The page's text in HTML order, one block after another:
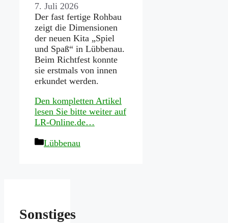
7. Juli 2026
Der fast fertige Rohbau
zeigt die Dimensionen
der neuen Kita „Spiel
und Spaß“ in Lübbenau.
Beim Richtfest konnte
sie erstmals von innen
erkundet werden.
Den kompletten Artikel
lesen Sie bitte weiter auf
LR-Online.de…
Kategorien
Lübbenau
Sonstiges